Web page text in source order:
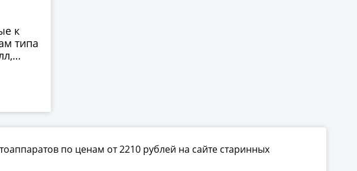
к
типа
по ценам от 2210 рублей на сайте старинных